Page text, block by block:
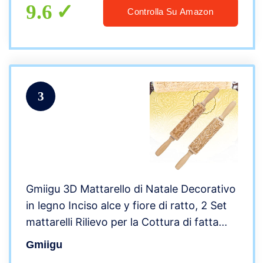
9.6 Controlla Su Amazon
3
Gmiigu 3D Mattarello di Natale Decorativo
in legno Inciso alce y fiore di ratto, 2 Set
mattarelli Rilievo per la Cottura di fatta
Pasticceria Biscotti Impasto Cioccolato
Gmiigu